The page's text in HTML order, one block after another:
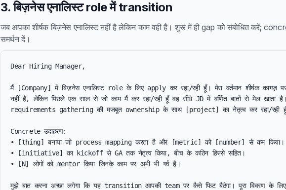
3. बिज़नेस एनालिस्ट role में transition
जब आपका शीर्षक बिज़नेस एनालिस्ट नहीं है लेकिन काम वही है। शुरू में ही gap को संबोधित करें;
समर्थन दें।
Dear Hiring Manager,
मैं [Company] में बिज़नेस एनालिस्ट role के लिए apply कर रहा/रही हूँ। मेरा वर्तमान शीर्षक कागज़ पर
नहीं है, लेकिन पिछले एक साल से जो काम मैं कर रहा/रही हूँ वह सीधे JD में वर्णित बातों से मेल खाता
requirements gathering की मजबूत ownership के साथ [project] का नेतृत्व कर रहा/रही
Concrete उदाहरण:
• [thing] बनाया जो process mapping करता है और [metric] को [number] से कम किया।
• [initiative] का kickoff से GA तक नेतृत्व किया, बीच के कठिन हिस्से सहित।
• [N] लोगों को mentor किया जिनके काम पर अभी भी गर्व है।
मुझे बात करना अच्छा लगेगा कि यह transition आपकी team पर कैसे फिट बैठेगा। पूरा विवरण के